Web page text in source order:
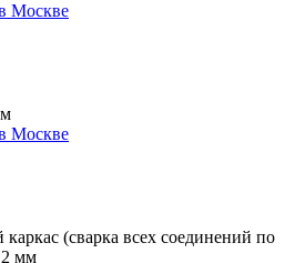
Москве
Москве